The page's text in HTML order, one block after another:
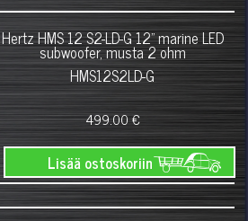
Hertz HMS 12 S2-LD-G 12" marine LED
subwoofer, musta 2 ohm
HMS12S2LD-G
499.00 €
Lisää ostoskoriin